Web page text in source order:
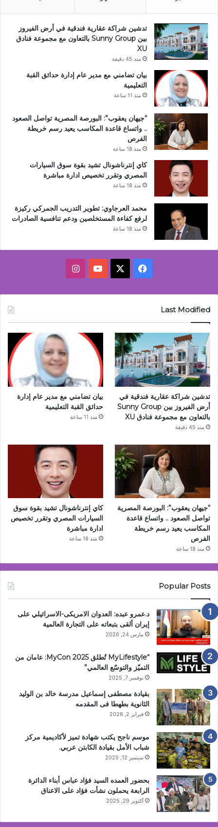
تدشين شراكة عقارية فندقية في أرض الفيروز
بين Sunny Group بالتعاون مع مجموعة فنادق
XU
منذ 45 دقيقة
بيان تضامني مع مدير عام إدارة حدائق القبة
التعليمية
منذ 11 ساعة
“جيهان يعقوب”: البورصة المصرية تواصل الصعود
.. واتساع قاعدة المكاسب يعيد رسم خريطة
الفرص
منذ 18 ساعة
كاي إنترناشونال تشيد بقوة سوق السيارات
المصري وتقرر تخصيص ادارة مباشرة
منذ 18 ساعة
محمد العرجاوي: تطوير التدريب الجمركي ركيزة
لرفع كفاءة المستخلصين ودعم تنافسية الصادرات
منذ 18 ساعة
فيسبوك ‫YouTubeانستقرام
Last Modified
تدشين شراكة عقارية فندقية في
أرض الفيروز بين Sunny Group
بالتعاون مع مجموعة فنادق XU
منذ 45 دقيقة
بيان تضامني مع مدير عام إدارة
حدائق القبة التعليمية
منذ 11 ساعة
“جيهان يعقوب”: البورصة المصرية
تواصل الصعود .. واتساع قاعدة
المكاسب يعيد رسم خريطة
الفرص
منذ 18 ساعة
كاي إنترناشونال تشيد بقوة سوق
السيارات المصري وتقرر تخصيص
ادارة مباشرة
منذ 18 ساعة
Popular Posts
د.عمرو عبده: العدوان الامريكى-الاسرائيلي على
إيران ألقى بتبعاته على التجارة العالمية
مارس 24, 2026
“MyLifestyle تُطلق MyCon 2025: عامان من
التميّز والتوسّع العالمي”
نوفمبر 7, 2025
بقيادة مصطفى إسماعيل مدرسة خالد بن الوليد
الثانوية بطهطا فى المقدمه
فبراير 2, 2026
موسم ناجح يكتب شهادة تميز لأكاديمية مركز
شباب الأمل بقيادة الكابتن عربي.
سبتمبر 12, 2025
بحضور العمده السيد فؤاد عباس أبناء الدائرة
الرابعة يحملون نشأت فؤاد على الاعناق
أكتوبر 29, 2025